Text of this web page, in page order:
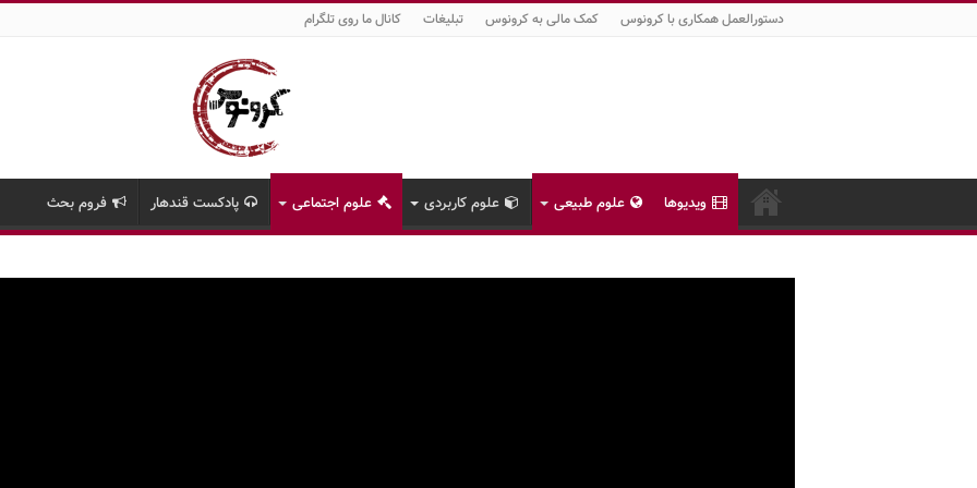
دستورالعمل همکاری با کرونوس کمک مالی به کرونوس تبلیغات کانال ما روی تلگرام
ویدیوها علوم طبیعی علوم کاربردی علوم اجتماعی پادکست قندهار فروم بحث